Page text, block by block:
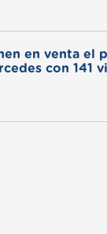
en venta el
con 141